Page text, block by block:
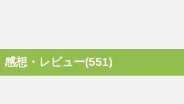
感想・レビュー(551)